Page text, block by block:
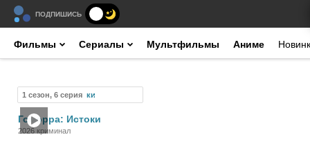
ПОДПИШИСЬ
Фильмы Сериалы Мультфильмы Аниме
1 сезон, 6 серия Сериал
Гоморра: Истоки
2026 криминал